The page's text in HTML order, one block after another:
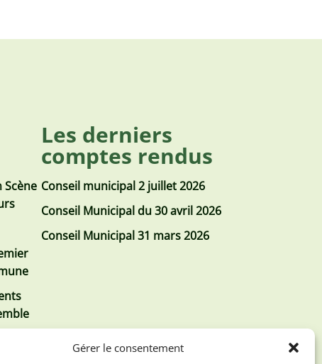
Gérer le consentement
Scène
Les derniers
comptes rendus
Conseil municipal 2 juillet 2026
Conseil Municipal du 30 avril 2026
Conseil Municipal 31 mars 2026